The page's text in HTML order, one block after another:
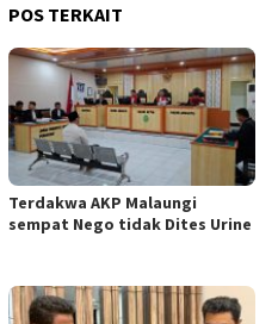
POS TERKAIT
Terdakwa AKP Malaungi
sempat Nego tidak Dites Urine